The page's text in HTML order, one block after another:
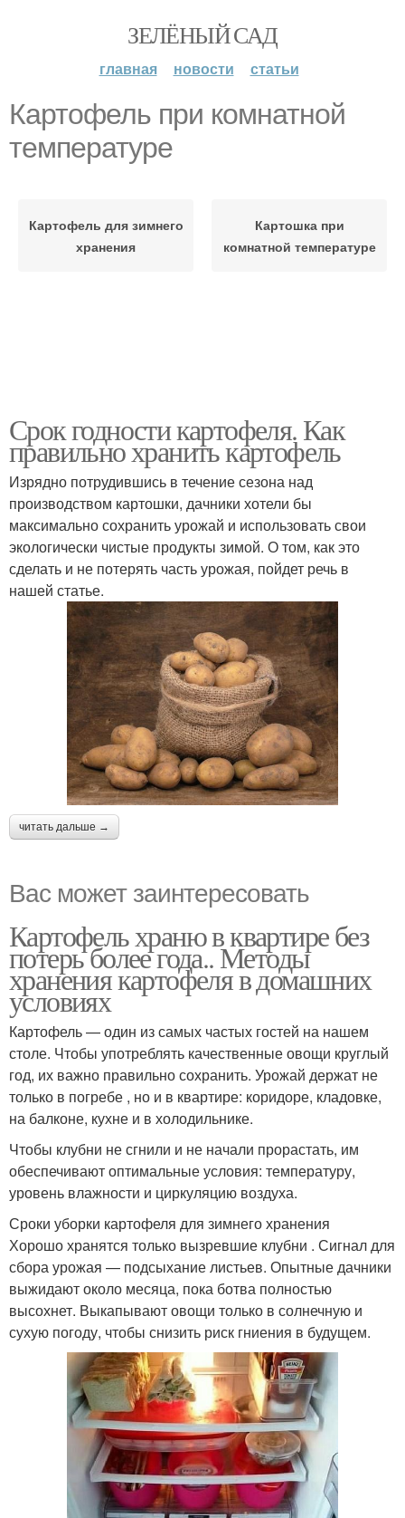
ЗЕЛЁНЫЙ САД
главная новости статьи
Картофель при комнатной
температуре
Картофель для зимнего
хранения
Картошка при
комнатной температуре
Срок годности картофеля. Как
правильно хранить картофель
Изрядно потрудившись в течение сезона над
производством картошки, дачники хотели бы
максимально сохранить урожай и использовать свои
экологически чистые продукты зимой. О том, как это
сделать и не потерять часть урожая, пойдет речь в
нашей статье.
читать дальше →
Вас может заинтересовать
Картофель храню в квартире без
потерь более года.. Методы
хранения картофеля в домашних
условиях
Картофель — один из самых частых гостей на нашем
столе. Чтобы употреблять качественные овощи круглый
год, их важно правильно сохранить. Урожай держат не
только в погребе , но и в квартире: коридоре, кладовке,
на балконе, кухне и в холодильнике.
Чтобы клубни не сгнили и не начали прорастать, им
обеспечивают оптимальные условия: температуру,
уровень влажности и циркуляцию воздуха.
Сроки уборки картофеля для зимнего хранения
Хорошо хранятся только вызревшие клубни . Сигнал для
сбора урожая — подсыхание листьев. Опытные дачники
выжидают около месяца, пока ботва полностью
высохнет. Выкапывают овощи только в солнечную и
сухую погоду, чтобы снизить риск гниения в будущем.